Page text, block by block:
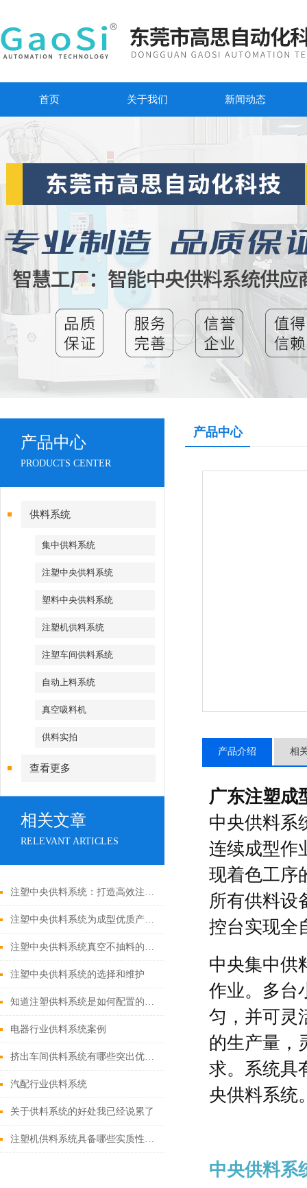
首页 关于我们 新闻动态
产品中心
PRODUCTS CENTER
供料系统
集中供料系统
注塑中央供料系统
塑料中央供料系统
注塑机供料系统
注塑车间供料系统
自动上料系统
真空吸料机
供料实拍
查看更多
相关文章
RELEVANT ARTICLES
注塑中央供料系统：打造高效注塑车间的基石
注塑中央供料系统为成型优质产品奠定基础
注塑中央供料系统真空不抽料的原因分析与解决
注塑中央供料系统的选择和维护
知道注塑供料系统是如何配置的吗？
电器行业供料系统案例
挤出车间供料系统有哪些突出优势?
汽配行业供料系统
关于供料系统的好处我已经说累了
注塑机供料系统具备哪些实质性的生产优势？
产品中心
产品介绍 相
广东注塑成
中央供料系
连续成型作
现着色工序
所有供料设
控台实现全
中央集中供
作业。多台
匀，并可灵
的生产量，
求。系统具
央供料系统
中央供料系